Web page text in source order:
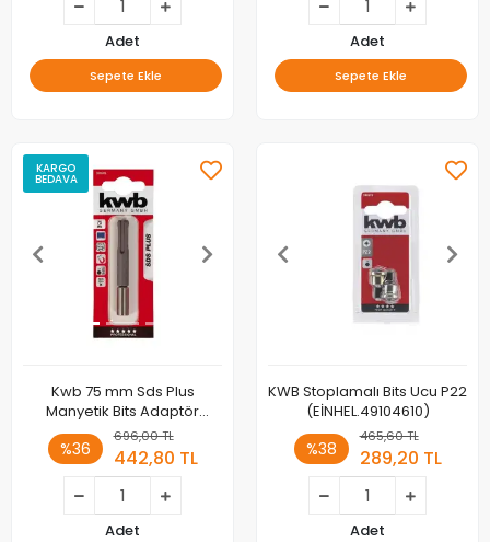
Adet
Sepete Ekle
Adet
Sepete Ekle
KARGO
BEDAVA
Kwb 75 mm Sds Plus
Manyetik Bits Adaptör
49100600
%36
696,00 TL
442,80 TL
Adet
KWB Stoplamalı Bits Ucu P22
(EİNHEL.49104610)
%38
465,60 TL
289,20 TL
Adet